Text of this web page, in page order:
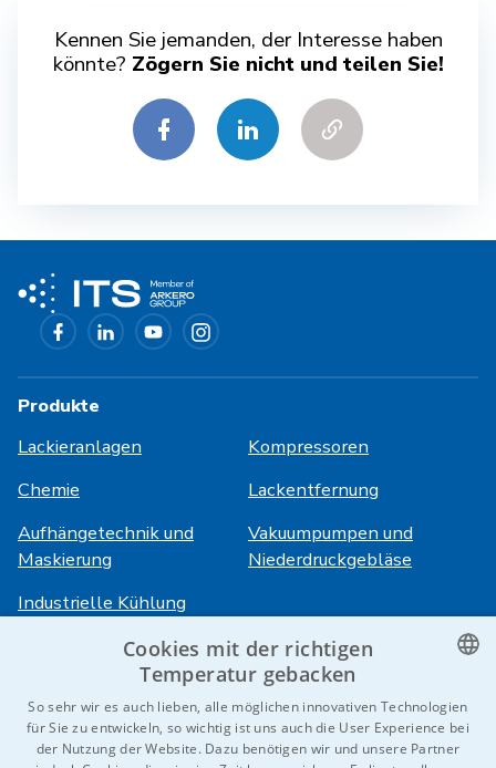
Kennen Sie jemanden, der Interesse haben
könnte? Zögern Sie nicht und teilen Sie!
Produkte
Lackieranlagen
Kompressoren
Chemie
Lackentfernung
Aufhängetechnik und
Maskierung
Vakuumpumpen und
Niederdruckgebläse
Industrielle Kühlung
Dienstleistungen
Über ITS
Karriere
Anmeldung
HiVision
Technische Datenblätter
CZECH
Cookies mit der richtigen
Temperatur gebacken
So sehr wir es auch lieben, alle möglichen innovativen Technologien
für Sie zu entwickeln, so wichtig ist uns auch die User Experience bei
der Nutzung der Website. Dazu benötigen wir und unsere Partner